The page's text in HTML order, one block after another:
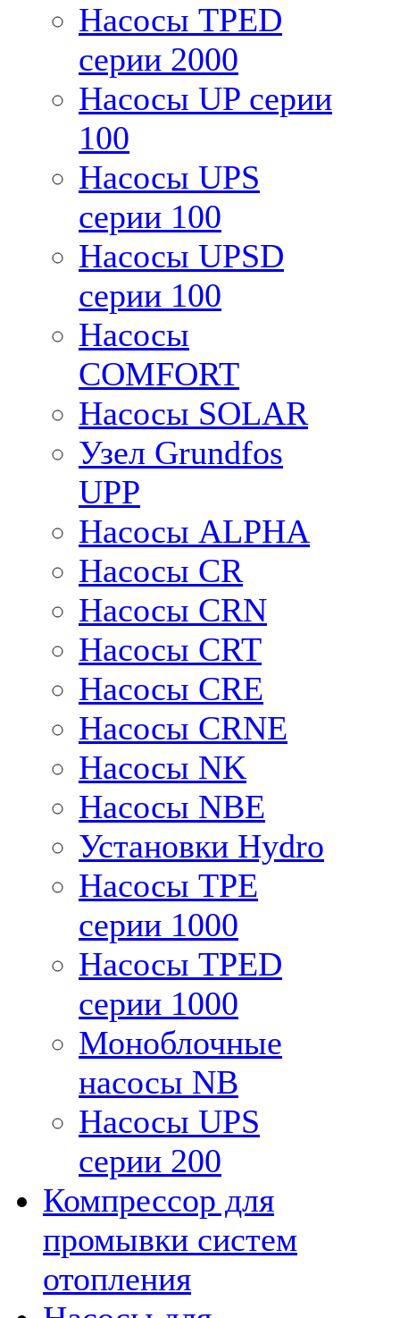
Насосы TPED
серии 2000
Насосы UP серии
100
Насосы UPS
серии 100
Насосы UPSD
серии 100
Насосы
COMFORT
Насосы SOLAR
Узел Grundfos
UPP
Насосы ALPHA
Насосы CR
Насосы CRN
Насосы CRT
Насосы CRE
Насосы CRNE
Насосы NK
Насосы NBE
Установки Hydro
Насосы TPE
серии 1000
Насосы TPED
серии 1000
Моноблочные
насосы NB
Насосы UPS
серии 200
Компрессор для
промывки систем
отопления